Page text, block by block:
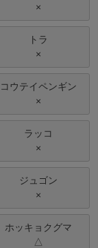
×
トラ
×
コウテイペンギン
×
ラッコ
×
ジュゴン
×
ホッキョクグマ
△